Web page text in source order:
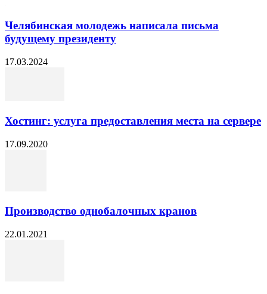
Челябинская молодежь написала письма
будущему президенту
17.03.2024
Хостинг: услуга предоставления места на сервере
17.09.2020
Производство однобалочных кранов
22.01.2021